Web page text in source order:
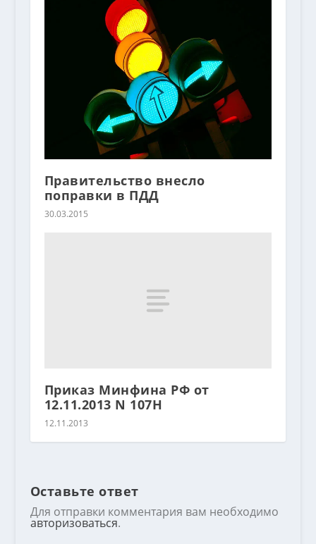
Правительство внесло
поправки в ПДД
30.03.2015
Приказ Минфина РФ от
12.11.2013 N 107Н
12.11.2013
Оставьте ответ
Для отправки комментария вам необходимо
авторизоваться.